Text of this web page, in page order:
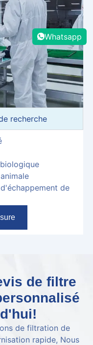
recherche
de
de filtre
de filtration de
rapide, Nous
Whatsapp